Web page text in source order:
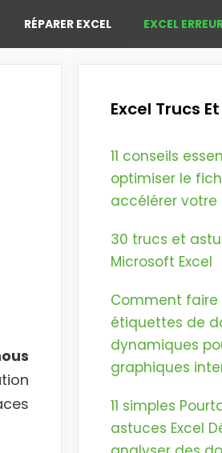
RÉPARER EXCEL EXCEL
Excel Trucs
11 conseils
optimiser le
accélérer votre
30 trucs et
Microsoft Excel
Comment faire
étiquettes de
dynamiques
graphiques
11 simples
astuces Excel